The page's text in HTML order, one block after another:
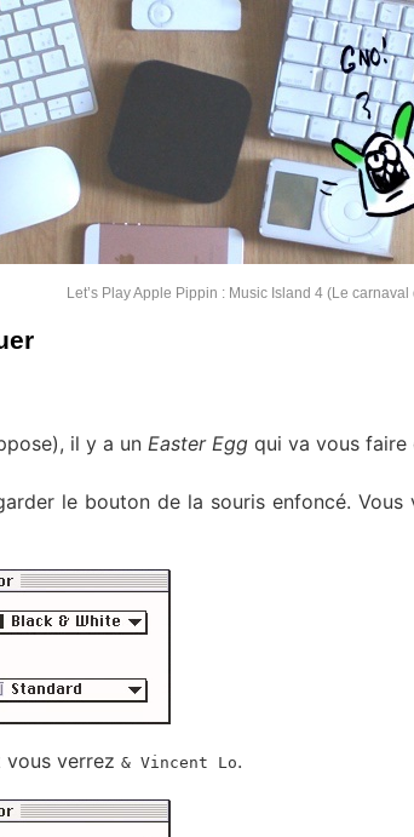
Let’s Play Apple Pippin : Music Island 4 (Le
il y a un Easter Egg qui va vous faire
le bouton de la souris enfoncé. Vous
verrez & Vincent Lo.